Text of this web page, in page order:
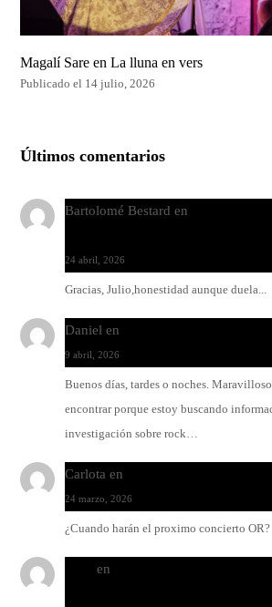
Magalí Sare en La lluna en vers
Publicado el 14 julio, 2026
Últimos comentarios
Bartolomé Bestard en
24 abril, 2026
Gracias, Julio,honestidad aunque duela...
Daniel en
9 abril, 2026
Buenos días, tardes o noches.
encontrar porque estoy buscando
investigación sobre rock…
Carlota en
24 marzo, 2026
¿Cuando harán el proximo concierto OR?
en